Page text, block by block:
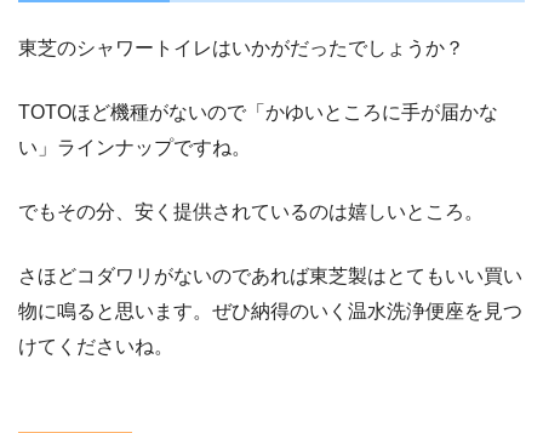
東芝のシャワートイレはいかがだったでしょうか？
TOTOほど機種がないので「かゆいところに手が届かな
い」ラインナップですね。
でもその分、安く提供されているのは嬉しいところ。
さほどコダワリがないのであれば東芝製はとてもいい買い
物に鳴ると思います。ぜひ納得のいく温水洗浄便座を見つ
けてくださいね。